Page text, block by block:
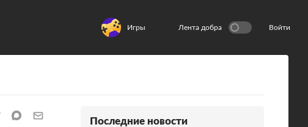
Игры Лента добра Войти
Последние новости